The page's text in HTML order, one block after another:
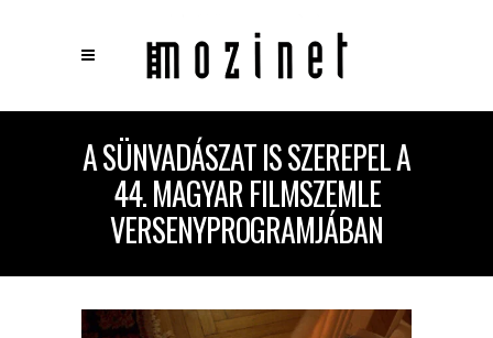
Keresés ×
A SÜNVADÁSZAT IS SZEREPEL A
44. MAGYAR FILMSZEMLE
VERSENYPROGRAMJÁBAN